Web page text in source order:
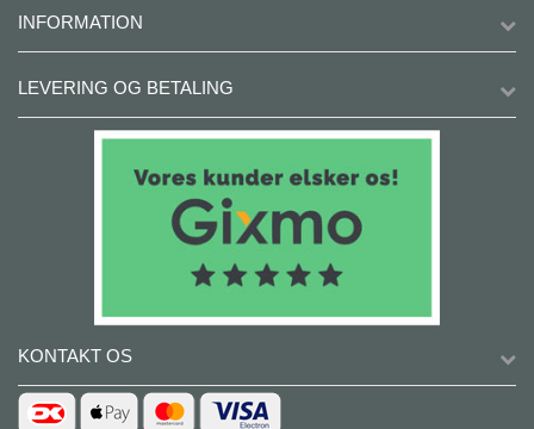
INFORMATION
LEVERING OG BETALING
KONTAKT OS